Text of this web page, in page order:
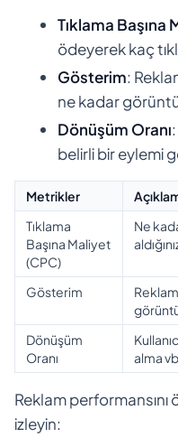
Tıklama Başına
ödeyerek kaç
Gösterim:
ne kadar
Dönüşüm Oranı
belirli bir eylemi
Metrikler
Tıklama
Başına Maliyet
(CPC)
Ne
Gösterim
Dönüşüm
Oranı
alma
Reklam performansını
izleyin: